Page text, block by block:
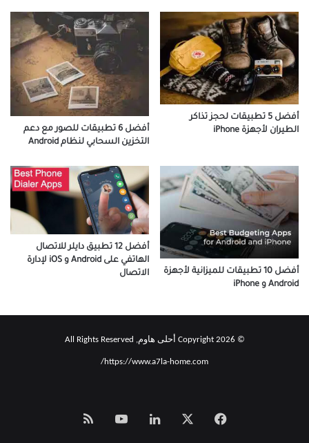
أفضل 5 تطبيقات لحجز تذاكر
الطيران لأجهزة iPhone
أفضل 6 تطبيقات للصور مع دعم
التخزين السحابي لنظام Android
أفضل 10 تطبيقات للميزانية لأجهزة
Android و iPhone
أفضل 12 تطبيق دايلر للاتصال
الهاتفي على Android و iOS لإدارة
الاتصال
© Copyright 2026 أحلى هاوم, All Rights Reserved
https://www.a7la-home.com/
فيسبوك لينكدإن‫YouTube
Smart